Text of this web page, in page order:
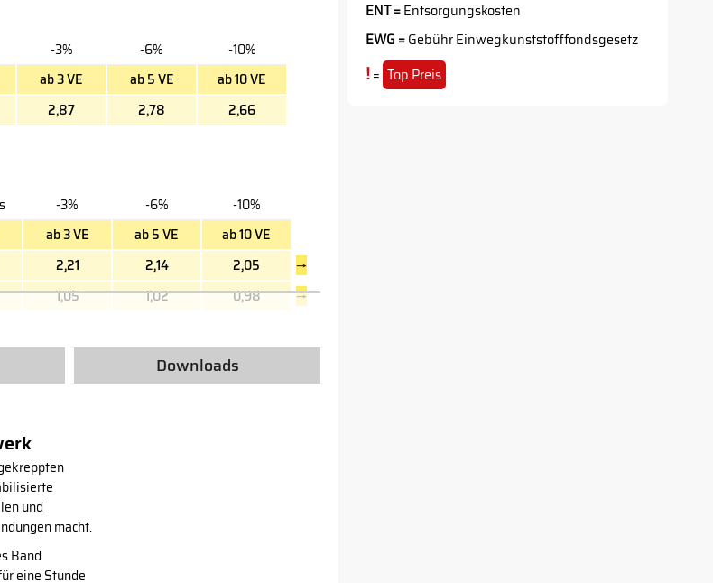
-3% -6%
-10%
ab 3 VE ab 5 VE
ab 10 VE
2,87 2,78 2,66
-3% -6%
-10%
ab 3 VE ab 5 VE
ab 10 VE
2,21 2,14 2,05
→
1,05 1,02 0,98 →
Downloads
und
macht.
Band
eine Stunde
ENT =Entsorgungskosten
EWG =Gebühr Einwegkunststofffondsgesetz
!= Top Preis